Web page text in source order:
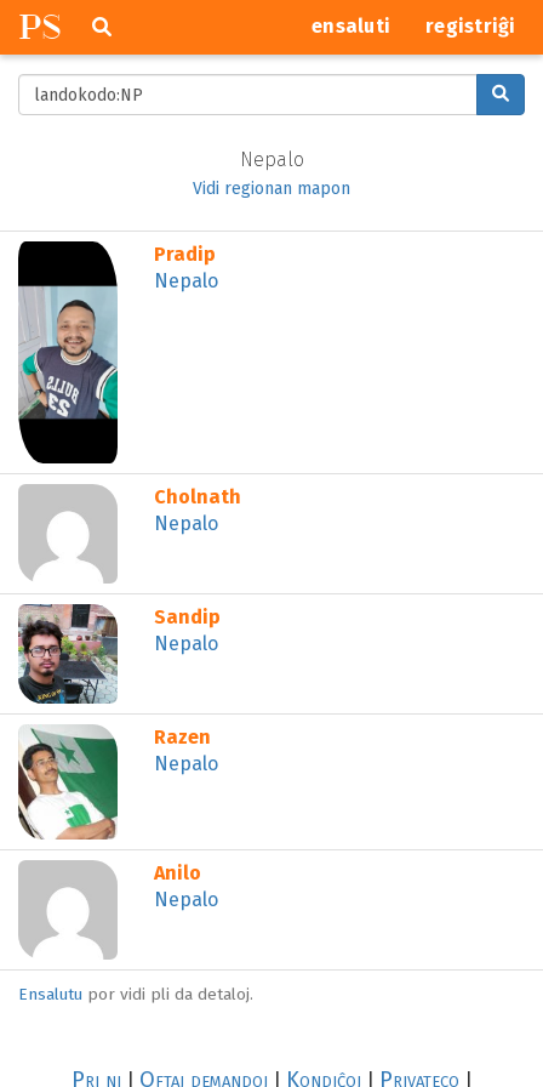
Pretersalti
butonojn
PS ensaluti registriĝi
Serĉu
per
Nepalo
Vidi regionan mapon
LOĜEJO
Profilo:
Pradip
Adreso:
Nepalo
LOĜEJO
Profilo:
Cholnath
Adreso:
Nepalo
LOĜEJO
Profilo:
Sandip
Adreso:
Nepalo
LOĜEJO
Profilo:
Razen
Adreso:
Nepalo
LOĜEJO
Profilo:
Anilo
Adreso:
Nepalo
Ensalutu por vidi pli da detaloj.
Pri ni Oftaj demandoj Kondiĉoj Privateco